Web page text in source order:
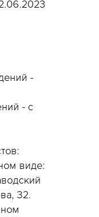
-
- с
виде:
32.